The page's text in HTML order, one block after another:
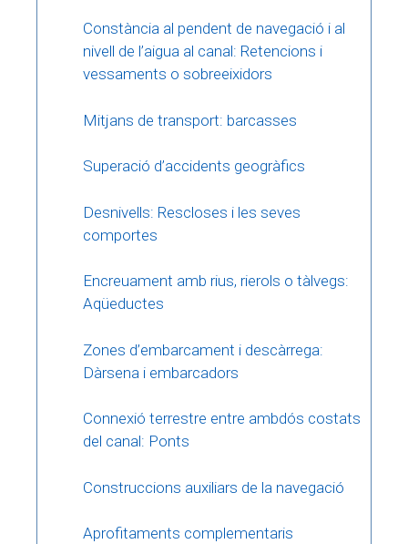
Constància al pendent de navegació i al
nivell de l’aigua al canal: Retencions i
vessaments o sobreeixidors
Mitjans de transport: barcasses
Superació d’accidents geogràfics
Desnivells: Rescloses i les seves
comportes
Encreuament amb rius, rierols o tàlvegs:
Aqüeductes
Zones d’embarcament i descàrrega:
Dàrsena i embarcadors
Connexió terrestre entre ambdós costats
del canal: Ponts
Construccions auxiliars de la navegació
Aprofitaments complementaris